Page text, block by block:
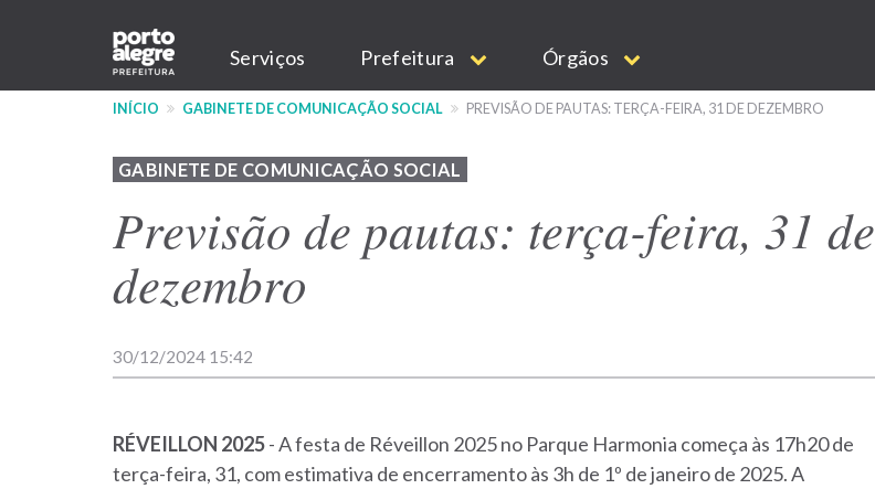
conteúdo
Main
navigation
Serviços Prefeitura Órgãos
INÍCIO GABINETE DE COMUNICAÇÃO SOCIAL PREVISÃO DE PAUTAS: TERÇA-FEIRA, 31 DE DEZEMBRO
GABINETE DE COMUNICAÇÃO SOCIAL
Previsão de pautas: terça-feira, 31 de
dezembro
30/12/2024 15:42
RÉVEILLON 2025- A festa de Réveillon 2025 no Parque Harmonia começa às 17h20 de
terça-feira, 31, com estimativa de encerramento às 3h de 1º de janeiro de 2025. A